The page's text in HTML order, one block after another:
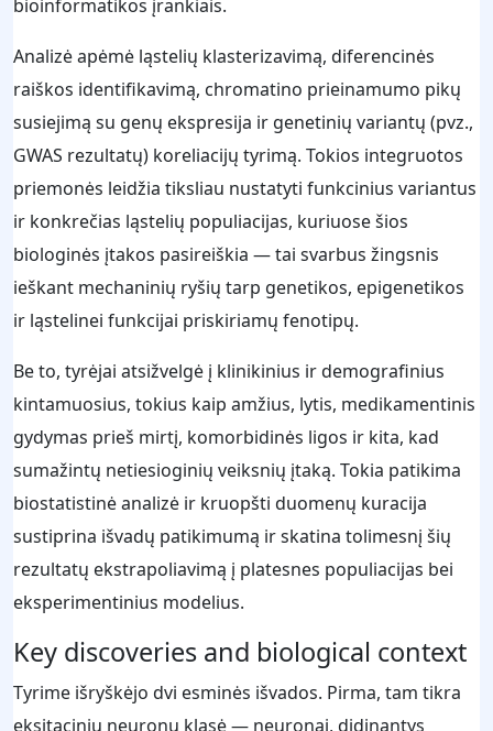
bioinformatikos įrankiais.
Analizė apėmė ląstelių klasterizavimą, diferencinės
raiškos identifikavimą, chromatino prieinamumo pikų
susiejimą su genų ekspresija ir genetinių variantų (pvz.,
GWAS rezultatų) koreliacijų tyrimą. Tokios integruotos
priemonės leidžia tiksliau nustatyti funkcinius variantus
ir konkrečias ląstelių populiacijas, kuriuose šios
biologinės įtakos pasireiškia — tai svarbus žingsnis
ieškant mechaninių ryšių tarp genetikos, epigenetikos
ir ląstelinei funkcijai priskiriamų fenotipų.
Be to, tyrėjai atsižvelgė į klinikinius ir demografinius
kintamuosius, tokius kaip amžius, lytis, medikamentinis
gydymas prieš mirtį, komorbidinės ligos ir kita, kad
sumažintų netiesioginių veiksnių įtaką. Tokia patikima
biostatistinė analizė ir kruopšti duomenų kuracija
sustiprina išvadų patikimumą ir skatina tolimesnį šių
rezultatų ekstrapoliavimą į platesnes populiacijas bei
eksperimentinius modelius.
Key discoveries and biological context
Tyrime išryškėjo dvi esminės išvados. Pirma, tam tikra
eksitacinių neuronų klasė — neuronai, didinantys